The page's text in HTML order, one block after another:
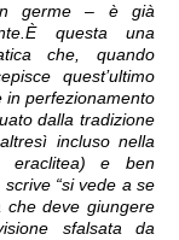
germe – è già
questa una
che, quando
quest’ultimo
in perfezionamento
dalla tradizione
incluso nella
eraclitea) e ben
“si vede a se
che deve giungere
sfalsata da